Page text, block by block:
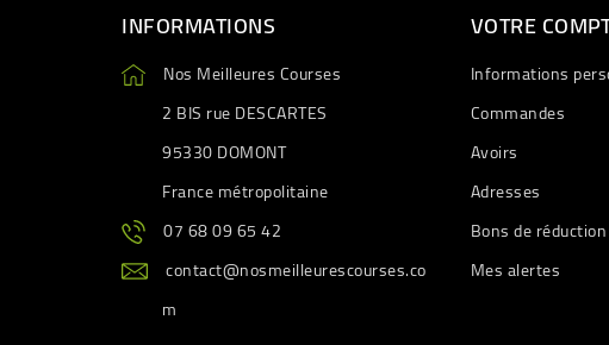
INFORMATIONS
Nos Meilleures Courses
2 BIS rue DESCARTES
95330 DOMONT
France métropolitaine
07 68 09 65 42
contact@nosmeilleurescourses.co
m
VOTRE
Informations
Commandes
Avoirs
Adresses
Bons de réduction
Mes alertes